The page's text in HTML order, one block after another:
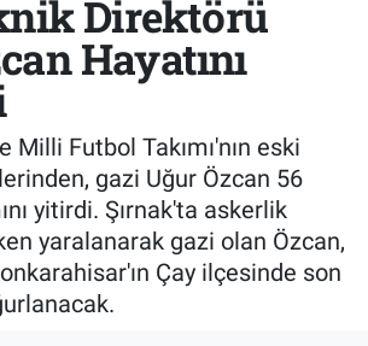
Direktörü
Hayatını
Milli Futbol Takımı'nın eski
gazi Uğur Özcan 56
yitirdi. Şırnak'ta askerlik
yaralanarak gazi olan Özcan,
Çay ilçesinde son